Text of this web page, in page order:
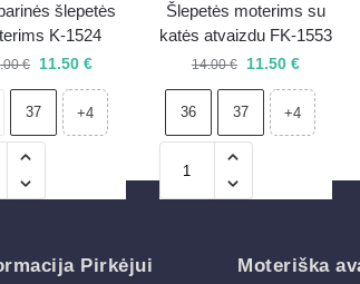
šlepetės
K-1524
€ 11.50€
37 +4
Šlepetės moterims su
katės atvaizdu FK-1553
14.00€ 11.50 €
36 37 +4
Pirkėjui Moteriška